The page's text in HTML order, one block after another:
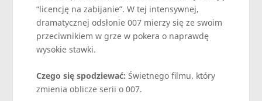
“licencję na zabijanie”. W tej intensywnej,
dramatycznej odsłonie 007 mierzy się ze swoim
przeciwnikiem w grze w pokera o naprawdę
wysokie stawki.
Czego się spodziewać: Świetnego filmu, który
zmienia oblicze serii o 007.